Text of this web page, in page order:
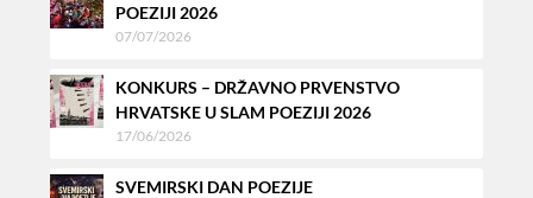
POEZIJI 2026
07/07/2026
KONKURS – DRŽAVNO PRVENSTVO
HRVATSKE U SLAM POEZIJI 2026
17/06/2026
SVEMIRSKI DAN POEZIJE